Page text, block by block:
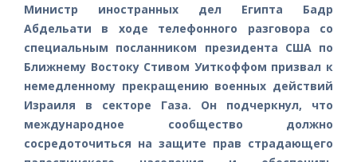
Министр иностранных дел Египта Бадр
Абдельати в ходе телефонного разговора со
специальным посланником президента США по
Ближнему Востоку Стивом Уиткоффом призвал к
немедленному прекращению военных действий
Израиля в секторе Газа. Он подчеркнул, что
международное сообщество должно
сосредоточиться на защите прав страдающего